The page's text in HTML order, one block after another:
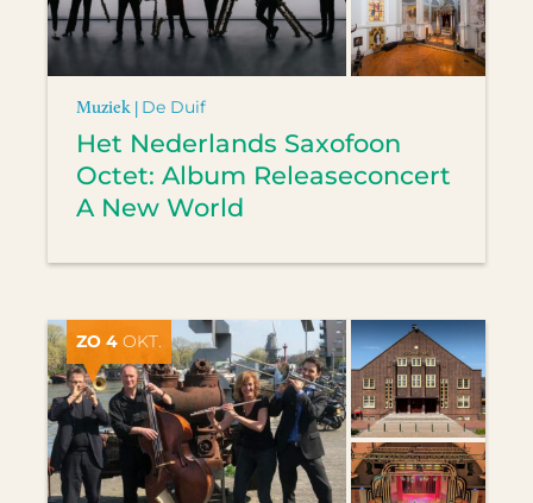
Muziek | De Duif
Het Nederlands Saxofoon
Octet: Album Releaseconcert
A New World
ZO 4 OKT.